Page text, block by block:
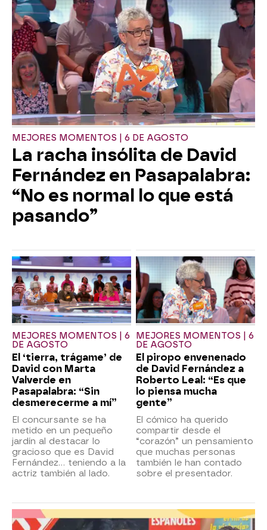
MEJORES MOMENTOS | 6 DE AGOSTO
La racha insólita de David
Fernández en Pasapalabra:
“No es normal lo que está
pasando”
MEJORES MOMENTOS | 6
DE AGOSTO
El ‘tierra, trágame’ de
David con Marta
Valverde en
Pasapalabra: “Sin
desmerecerme a mí”
El concursante se ha
metido en un pequeño
jardín al destacar lo
gracioso que es David
Fernández… teniendo a la
actriz también al lado.
MEJORES MOMENTOS | 6
DE AGOSTO
El piropo envenenado
de David Fernández a
Roberto Leal: “Es que
lo piensa mucha
gente”
El cómico ha querido
compartir desde el
“corazón” un pensamiento
que muchas personas
también le han contado
sobre el presentador.